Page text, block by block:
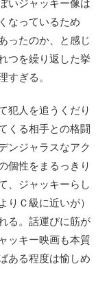
いジャッキー像は
なっているため
ったのか、と感じ
つを繰り返した挙
すぎる。
犯人を追うくだり
くる相手との格闘
ンジャラスなアク
個性をまるっきり
、ジャッキーらし
りＣ級に近いが）
る。話運びに筋が
ッキー映画も本質
ある程度は愉しめ